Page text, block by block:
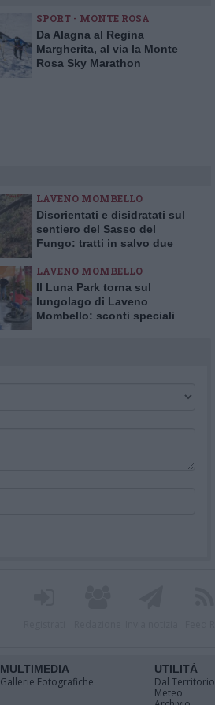
SPORT - MONTE ROSA
Da Alagna al Regina
Margherita, al via la Monte
Rosa Sky Marathon
LAVENO MOMBELLO
Disorientati e disidratati sul
sentiero del Sasso del
Fungo: tratti in salvo due
LAVENO MOMBELLO
Il Luna Park torna sul
lungolago di Laveno
Mombello: sconti speciali
MULTIMEDIA
Gallerie Fotografiche
UTILITÀ
Dal Territorio
Meteo